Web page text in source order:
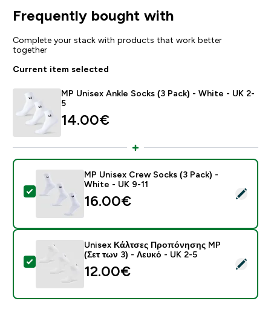
Frequently bought with
Complete your stack with products that work better
together
Current item selected
MP Unisex Ankle Socks (3 Pack) - White - UK 2-
5
14.00€‎
Select this product - MP Unisex Crew Socks (3 Pack)
MP Unisex Crew Socks (3 Pack) -
White - UK 9-11
16.00€‎
Select this product - Unisex Κάλτσες Προπόνησης
Unisex Κάλτσες Προπόνησης MP
(Σετ των 3) - Λευκό - UK 2-5
12.00€‎